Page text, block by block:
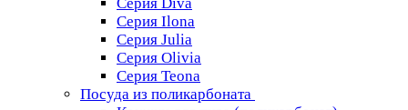
Серия Ilona
Серия Julia
Серия Olivia
Серия Teona
Посуда из поликарбоната